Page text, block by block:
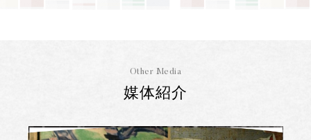
Other Media
媒体紹介